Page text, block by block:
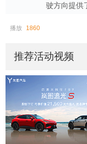
驶方向提供
播放 1860
推荐活动视频